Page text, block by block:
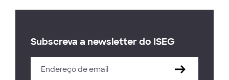
Subscreva a newsletter do ISEG